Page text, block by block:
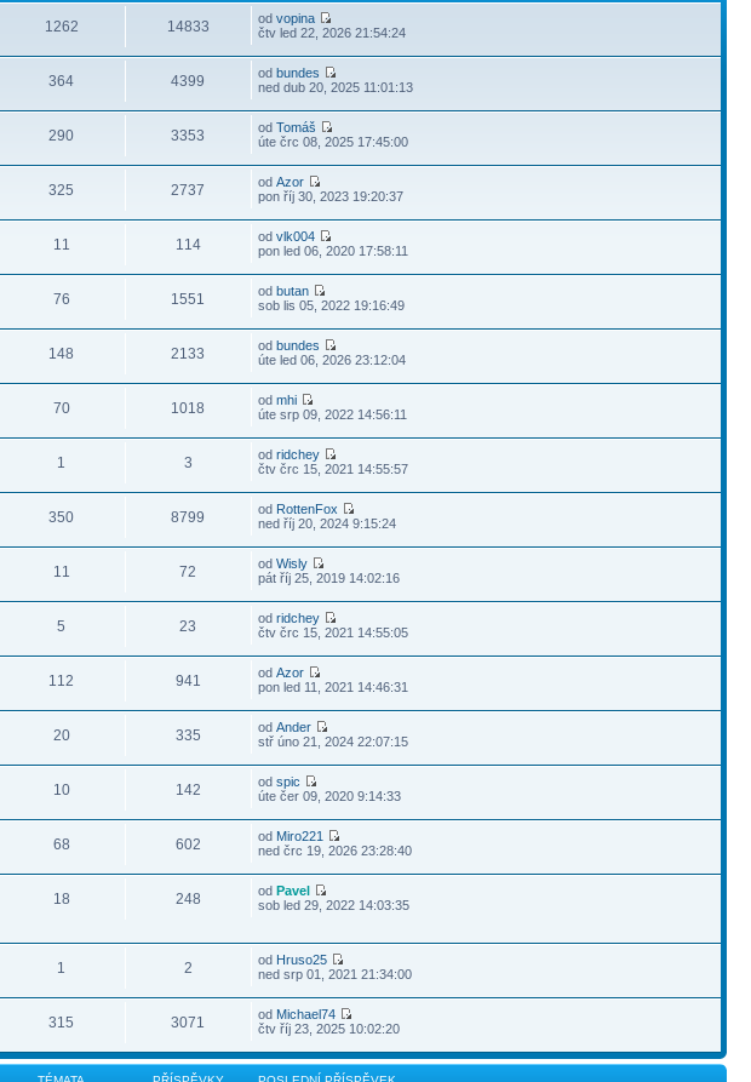
1262 14833 odvopina
čtv led 22, 2026 21:54:24
364 4399 odbundes
ned dub 20, 2025 11:01:13
290 3353 odTomáš
úte črc 08, 2025 17:45:00
325 2737 odAzor
pon říj 30, 2023 19:20:37
11 114 odvlk004
pon led 06, 2020 17:58:11
76 1551 odbutan
sob lis 05, 2022 19:16:49
148 2133 odbundes
úte led 06, 2026 23:12:04
70 1018 odmhi
úte srp 09, 2022 14:56:11
1 3 odridchey
čtv črc 15, 2021 14:55:57
350 8799 od RottenFox
ned říj 20, 2024 9:15:24
11 72 odWisly
pát říj 25, 2019 14:02:16
5 23 odridchey
čtv črc 15, 2021 14:55:05
112 941 odAzor
pon led 11, 2021 14:46:31
20 335 odAnder
stř úno 21, 2024 22:07:15
10 142 odspic
úte čer 09, 2020 9:14:33
68 602 od Miro221
ned črc 19, 2026 23:28:40
18 248 odPavel
sob led 29, 2022 14:03:35
1 2 od Hruso25
ned srp 01, 2021 21:34:00
315 3071 od Michael74
čtv říj 23, 2025 10:02:20